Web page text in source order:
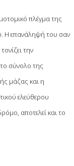
πλέγμα της
Η επανάληψή του σαν
την
το σύνολο της
μάζας και η
ελεύθερου
αποτελεί και το